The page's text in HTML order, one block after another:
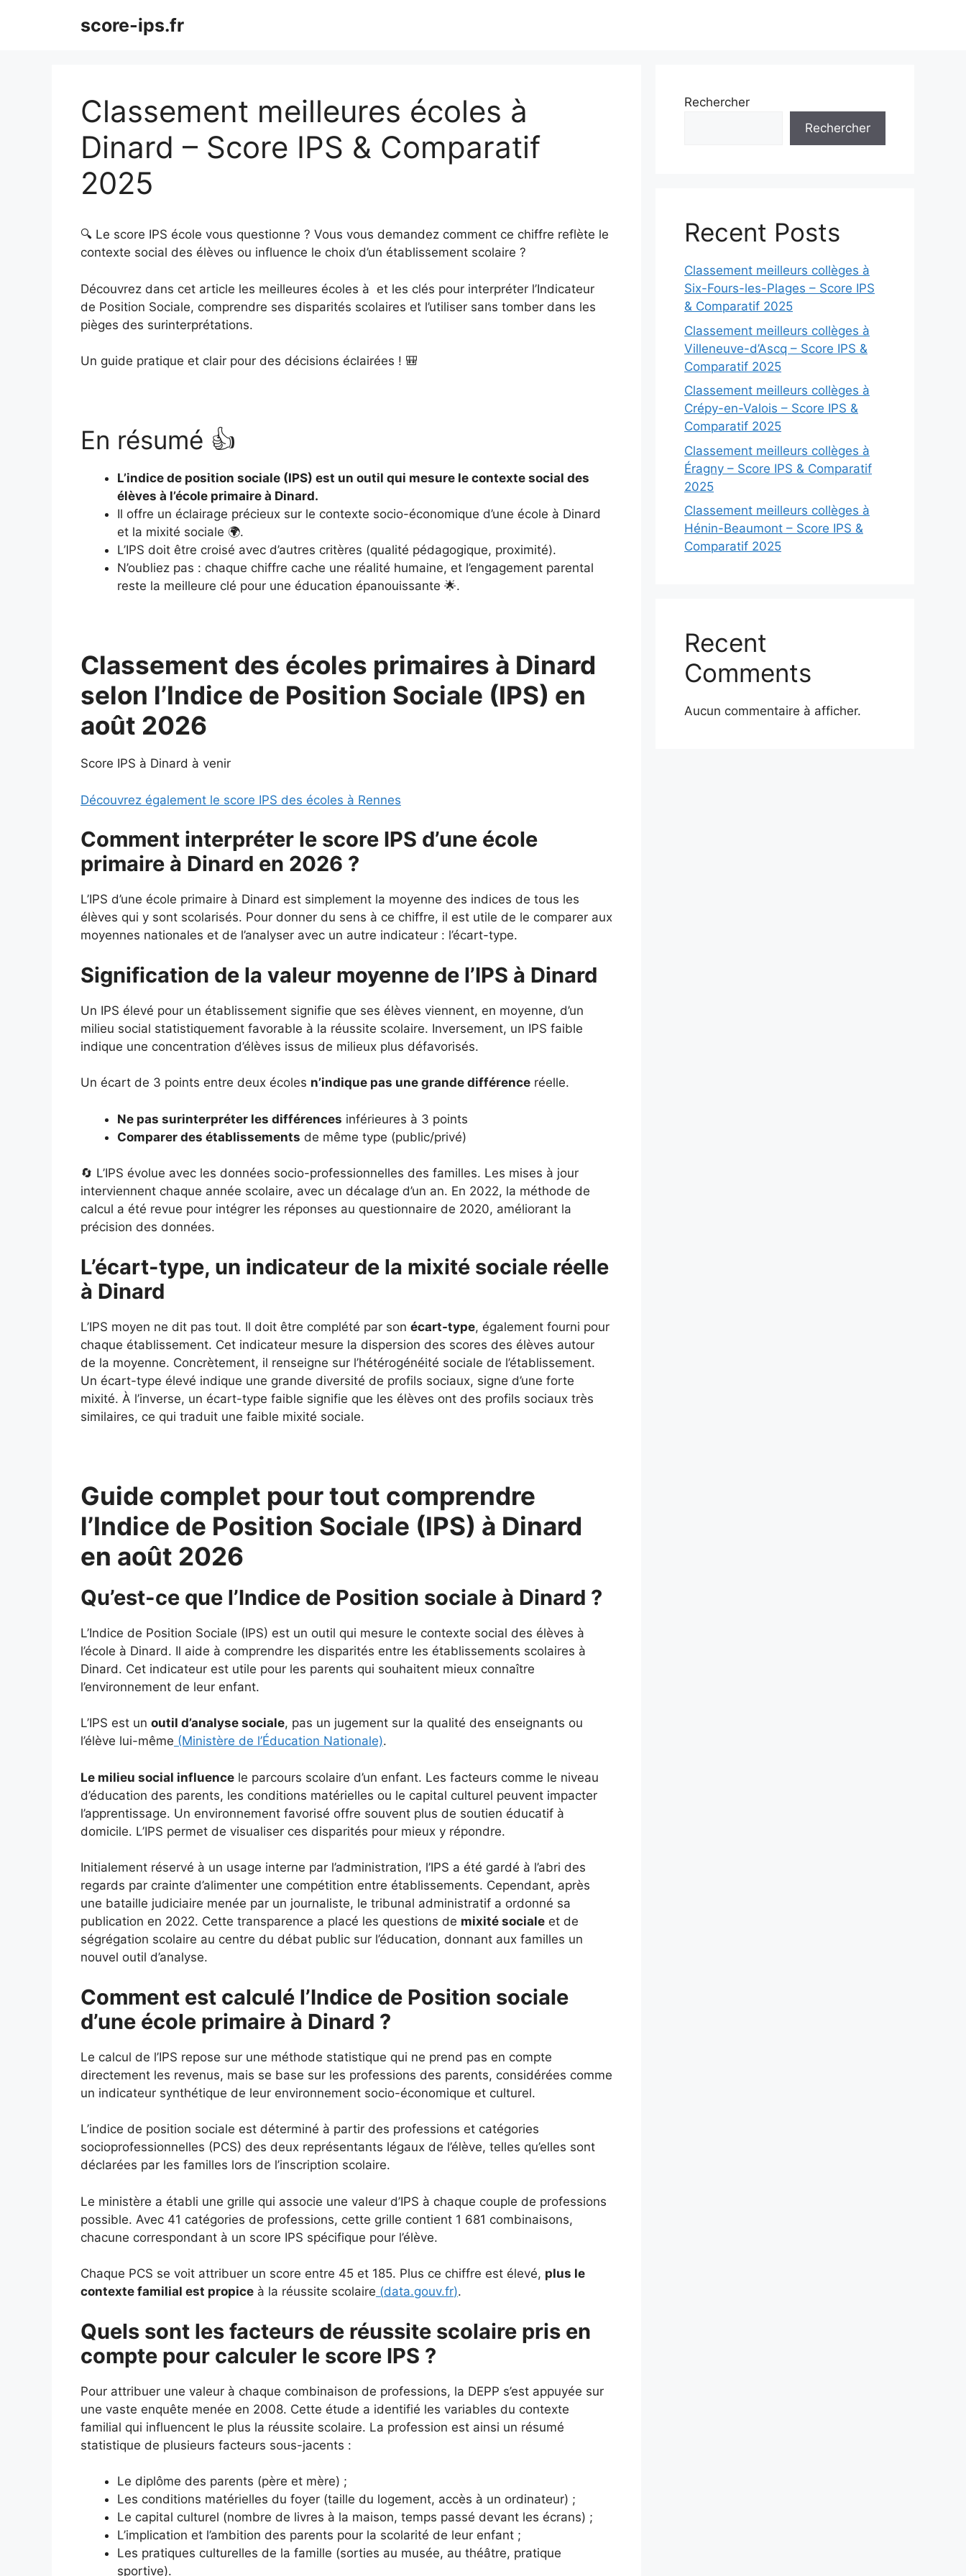
score-ips.fr
Classement meilleures écoles à
Dinard – Score IPS & Comparatif
2025
🔍 Le score IPS école vous questionne ? Vous vous demandez comment ce chiffre reflète le
contexte social des élèves ou influence le choix d’un établissement scolaire ?
Découvrez dans cet article les meilleures écoles à et les clés pour interpréter l’Indicateur
de Position Sociale, comprendre ses disparités scolaires et l’utiliser sans tomber dans les
pièges des surinterprétations.
Un guide pratique et clair pour des décisions éclairées ! 🎒
En résumé 👍
L’indice de position sociale (IPS) est un outil qui mesure le contexte social des
élèves à l’école primaire à Dinard.
Il offre un éclairage précieux sur le contexte socio-économique d’une école à Dinard
et la mixité sociale 🌍.
L’IPS doit être croisé avec d’autres critères (qualité pédagogique, proximité).
N’oubliez pas : chaque chiffre cache une réalité humaine, et l’engagement parental
reste la meilleure clé pour une éducation épanouissante 🌟.
Classement des écoles primaires à Dinard
selon l’Indice de Position Sociale (IPS) en
août 2026
Score IPS à Dinard à venir
Découvrez également le score IPS des écoles à Rennes
Comment interpréter le score IPS d’une école
primaire à Dinard en 2026 ?
L’IPS d’une école primaire à Dinard est simplement la moyenne des indices de tous les
élèves qui y sont scolarisés. Pour donner du sens à ce chiffre, il est utile de le comparer aux
moyennes nationales et de l’analyser avec un autre indicateur : l’écart-type.
Signification de la valeur moyenne de l’IPS à Dinard
Un IPS élevé pour un établissement signifie que ses élèves viennent, en moyenne, d’un
milieu social statistiquement favorable à la réussite scolaire. Inversement, un IPS faible
indique une concentration d’élèves issus de milieux plus défavorisés.
Un écart de 3 points entre deux écoles n’indique pas une grande différence réelle.
Ne pas surinterpréter les différences inférieures à 3 points
Comparer des établissements de même type (public/privé)
🔄 L’IPS évolue avec les données socio-professionnelles des familles. Les mises à jour
interviennent chaque année scolaire, avec un décalage d’un an. En 2022, la méthode de
calcul a été revue pour intégrer les réponses au questionnaire de 2020, améliorant la
précision des données.
L’écart-type, un indicateur de la mixité sociale réelle
à Dinard
L’IPS moyen ne dit pas tout. Il doit être complété par son écart-type, également fourni pour
chaque établissement. Cet indicateur mesure la dispersion des scores des élèves autour
de la moyenne. Concrètement, il renseigne sur l’hétérogénéité sociale de l’établissement.
Un écart-type élevé indique une grande diversité de profils sociaux, signe d’une forte
mixité. À l’inverse, un écart-type faible signifie que les élèves ont des profils sociaux très
similaires, ce qui traduit une faible mixité sociale.
Guide complet pour tout comprendre
l’Indice de Position Sociale (IPS) à Dinard
en août 2026
Qu’est-ce que l’Indice de Position sociale à Dinard ?
L’Indice de Position Sociale (IPS) est un outil qui mesure le contexte social des élèves à
l’école à Dinard. Il aide à comprendre les disparités entre les établissements scolaires à
Dinard. Cet indicateur est utile pour les parents qui souhaitent mieux connaître
l’environnement de leur enfant.
L’IPS est un outil d’analyse sociale, pas un jugement sur la qualité des enseignants ou
l’élève lui-même (Ministère de l’Éducation Nationale).
Le milieu social influence le parcours scolaire d’un enfant. Les facteurs comme le niveau
d’éducation des parents, les conditions matérielles ou le capital culturel peuvent impacter
l’apprentissage. Un environnement favorisé offre souvent plus de soutien éducatif à
domicile. L’IPS permet de visualiser ces disparités pour mieux y répondre.
Initialement réservé à un usage interne par l’administration, l’IPS a été gardé à l’abri des
regards par crainte d’alimenter une compétition entre établissements. Cependant, après
une bataille judiciaire menée par un journaliste, le tribunal administratif a ordonné sa
publication en 2022. Cette transparence a placé les questions de mixité sociale et de
ségrégation scolaire au centre du débat public sur l’éducation, donnant aux familles un
nouvel outil d’analyse.
Comment est calculé l’Indice de Position sociale
d’une école primaire à Dinard ?
Le calcul de l’IPS repose sur une méthode statistique qui ne prend pas en compte
directement les revenus, mais se base sur les professions des parents, considérées comme
un indicateur synthétique de leur environnement socio-économique et culturel.
L’indice de position sociale est déterminé à partir des professions et catégories
socioprofessionnelles (PCS) des deux représentants légaux de l’élève, telles qu’elles sont
déclarées par les familles lors de l’inscription scolaire.
Le ministère a établi une grille qui associe une valeur d’IPS à chaque couple de professions
possible. Avec 41 catégories de professions, cette grille contient 1 681 combinaisons,
chacune correspondant à un score IPS spécifique pour l’élève.
Chaque PCS se voit attribuer un score entre 45 et 185. Plus ce chiffre est élevé, plus le
contexte familial est propice à la réussite scolaire (data.gouv.fr).
Quels sont les facteurs de réussite scolaire pris en
compte pour calculer le score IPS ?
Pour attribuer une valeur à chaque combinaison de professions, la DEPP s’est appuyée sur
une vaste enquête menée en 2008. Cette étude a identifié les variables du contexte
familial qui influencent le plus la réussite scolaire. La profession est ainsi un résumé
statistique de plusieurs facteurs sous-jacents :
Le diplôme des parents (père et mère) ;
Les conditions matérielles du foyer (taille du logement, accès à un ordinateur) ;
Le capital culturel (nombre de livres à la maison, temps passé devant les écrans) ;
L’implication et l’ambition des parents pour la scolarité de leur enfant ;
Les pratiques culturelles de la famille (sorties au musée, au théâtre, pratique
sportive).
Rechercher
Rechercher
Recent Posts
Classement meilleurs collèges à
Six-Fours-les-Plages – Score IPS
& Comparatif 2025
Classement meilleurs collèges à
Villeneuve-d’Ascq – Score IPS &
Comparatif 2025
Classement meilleurs collèges à
Crépy-en-Valois – Score IPS &
Comparatif 2025
Classement meilleurs collèges à
Éragny – Score IPS & Comparatif
2025
Classement meilleurs collèges à
Hénin-Beaumont – Score IPS &
Comparatif 2025
Recent
Comments
Aucun commentaire à afficher.